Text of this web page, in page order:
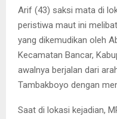
Arif (43) saksi mata di
peristiwa maut ini
yang dikemudikan oleh
Kecamatan Bancar,
awalnya berjalan dari
Tambakboyo dengan
Saat di lokasi kejadian,